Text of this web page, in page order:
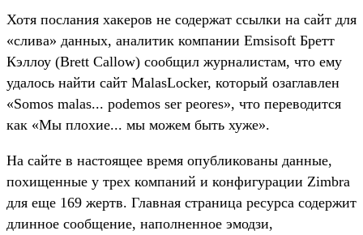
Хотя послания хакеров не содержат ссылки на сайт для
«слива» данных, аналитик компании Emsisoft Бретт
Кэллоу (Brett Callow) сообщил журналистам, что ему
удалось найти сайт MalasLocker, который озаглавлен
«Somos malas... podemos ser peores», что переводится
как «Мы плохие... мы можем быть хуже».
На сайте в настоящее время опубликованы данные,
похищенные у трех компаний и конфигурации Zimbra
для еще 169 жертв. Главная страница ресурса содержит
длинное сообщение, наполненное эмодзи,